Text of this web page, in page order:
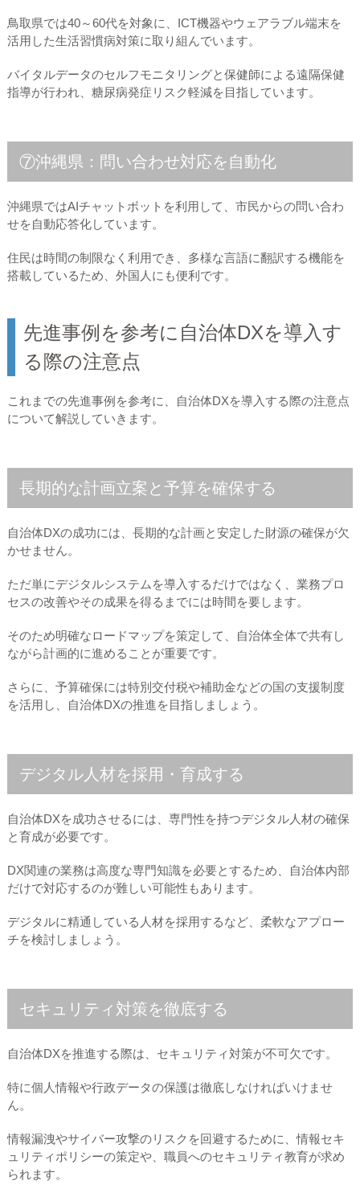
鳥取県では40～60代を対象に、ICT機器やウェアラブル端末を
活用した生活習慣病対策に取り組んでいます。
バイタルデータのセルフモニタリングと保健師による遠隔保健
指導が行われ、糖尿病発症リスク軽減を目指しています。
⑦沖縄県：問い合わせ対応を自動化
沖縄県ではAIチャットボットを利用して、市民からの問い合わ
せを自動応答化しています。
住民は時間の制限なく利用でき、多様な言語に翻訳する機能を
搭載しているため、外国人にも便利です。
先進事例を参考に自治体DXを導入す
る際の注意点
これまでの先進事例を参考に、自治体DXを導入する際の注意点
について解説していきます。
長期的な計画立案と予算を確保する
自治体DXの成功には、長期的な計画と安定した財源の確保が欠
かせません。
ただ単にデジタルシステムを導入するだけではなく、業務プロ
セスの改善やその成果を得るまでには時間を要します。
そのため明確なロードマップを策定して、自治体全体で共有し
ながら計画的に進めることが重要です。
さらに、予算確保には特別交付税や補助金などの国の支援制度
を活用し、自治体DXの推進を目指しましょう。
デジタル人材を採用・育成する
自治体DXを成功させるには、専門性を持つデジタル人材の確保
と育成が必要です。
DX関連の業務は高度な専門知識を必要とするため、自治体内部
だけで対応するのが難しい可能性もあります。
デジタルに精通している人材を採用するなど、柔軟なアプロー
チを検討しましょう。
セキュリティ対策を徹底する
自治体DXを推進する際は、セキュリティ対策が不可欠です。
特に個人情報や行政データの保護は徹底しなければいけませ
ん。
情報漏洩やサイバー攻撃のリスクを回避するために、情報セキ
ュリティポリシーの策定や、職員へのセキュリティ教育が求め
られます。